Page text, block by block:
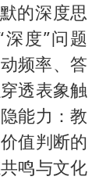
的深度思
度”问题
频率、答
透表象触
能力：教
值判断的
鸣与文化